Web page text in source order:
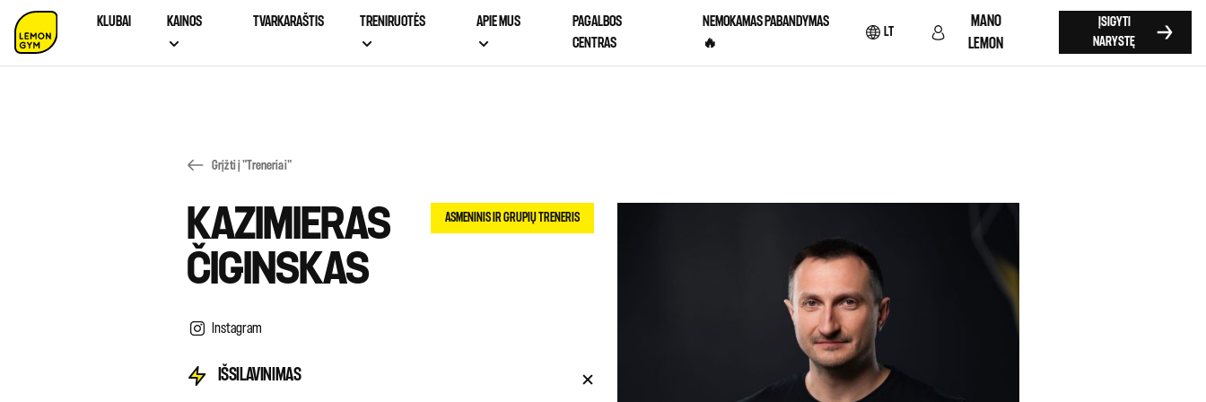
KLUBAI KAINOS TVARKARAŠTIS TRENIRUOTĖS APIE MUS
PAGALBOS
CENTRAS
NEMOKAMAS PABANDYMAS
🔥
LT
MANO
LEMON
ĮSIGYTI
NARYSTĘ
Grįžti į "Treneriai"
KAZIMIERAS
ČIGINSKAS
ASMENINIS IR GRUPIŲ TRENERIS
Instagram
IŠSILAVINIMAS